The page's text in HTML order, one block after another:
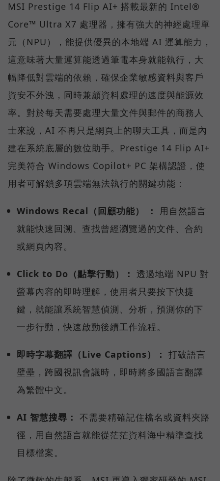
MSI Prestige 14 Flip AI+ 搭載最新的 Intel®
Core™ Ultra X7 處理器，擁有強大的神經處理單
元（NPU），能提供優異的本地端 AI 運算能力，
這意味著大量運算能透過筆電本身就能執行，大
幅降低對雲端的依賴，確保企業敏感資料與客戶
資安不外洩，同時兼顧資料處理的速度與能源效
率。對於每天需要處理大量文件與郵件的商務人
士來說，AI 不再只是網頁上的聊天工具，而是內
建在系統底層的數位助手。Prestige 14 Flip AI+
完美符合 Windows Copilot+ PC 架構認證，使
用者可解鎖多項雲端無法執行的關鍵功能：
Windows Recal（回顧功能） ：
用自然語言
就能快速回溯、查找曾經瀏覽過的文件、合約
或網頁內容。
Click to Do（點擊行動）： 透過地端 NPU 對
螢幕內容的即時理解，使用者只要按下快捷
鍵，就能讓系統智慧偵測、分析，預測你的下
一步行動，快速啟動後續工作流程。
即時字幕翻譯（Live Captions）： 打破語言
壁壘，跨國視訊會議時，即時將多國語言翻譯
為繁體中文。
AI 智慧搜尋： 不需要精確記住檔名或資料夾路
徑，用自然語言就能從茫茫資料海中精準查找
目標檔案。